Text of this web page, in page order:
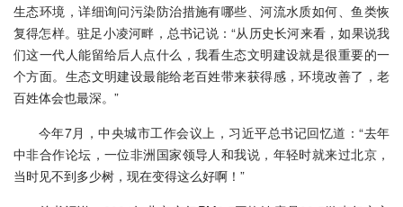
生态环境，详细询问污染防治措施有哪些、河流水质如何、鱼类恢
复得怎样。驻足小凌河畔，总书记说：“从历史长河来看，如果说我
们这一代人能留给后人点什么，我看生态文明建设就是很重要的一
个方面。生态文明建设最能给老百姓带来获得感，环境改善了，老
百姓体会也最深。”
今年7月，中央城市工作会议上，习近平总书记回忆道：“去年
中非合作论坛，一位非洲国家领导人和我说，年轻时就来过北京，
当时见不到多少树，现在变得这么好啊！”